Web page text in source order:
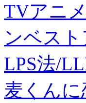
TVアニ
ンベス
LPS法/
麦くん